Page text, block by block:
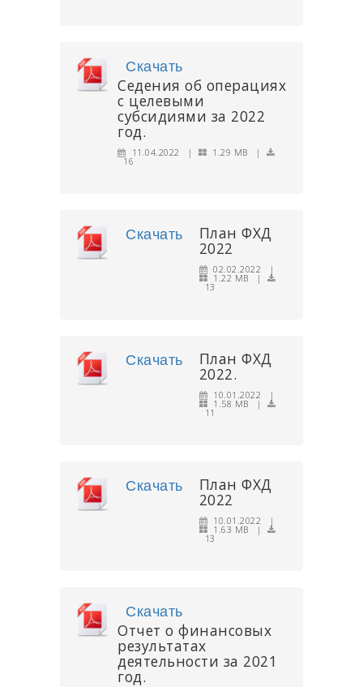
Скачать
Седения об операциях
с целевыми
субсидиями за 2022
год.
11.04.2022 | 1.29 MB |
16
Скачать План ФХД
2022
02.02.2022 |
1.22 MB |
13
Скачать План ФХД
2022.
10.01.2022 |
1.58 MB |
11
Скачать План ФХД
2022
10.01.2022 |
1.63 MB |
13
Скачать
Отчет о финансовых
результатах
деятельности за 2021
год.